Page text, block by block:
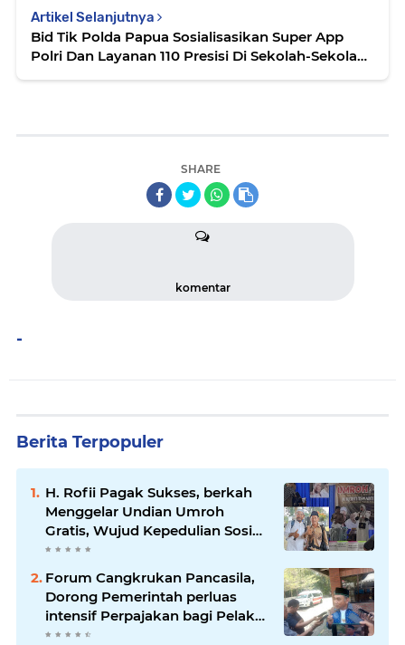
Artikel Selanjutnya
Bid Tik Polda Papua Sosialisasikan Super App
Polri Dan Layanan 110 Presisi Di Sekolah-Sekolah
SHARE
komentar
-
Berita Terpopuler
H. Rofii Pagak Sukses, berkah
Menggelar Undian Umroh
Gratis, Wujud Kepedulian Sosial
berbagi.
Forum Cangkrukan Pancasila,
Dorong Pemerintah perluas
intensif Perpajakan bagi Pelaku
Usaha UMKM.